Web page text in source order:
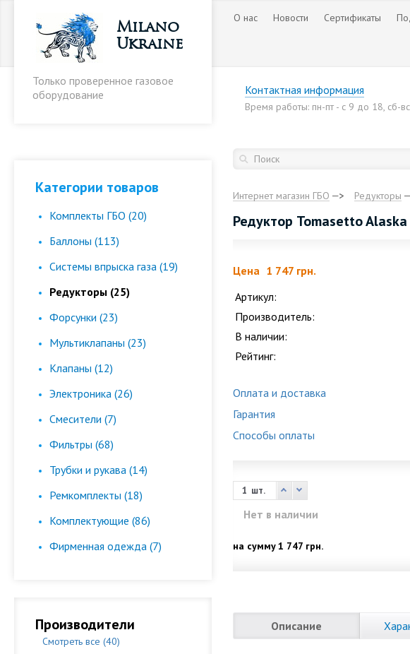
Milano
Ukraine
Только проверенное газовое
оборудование
О нас Новости Сертификаты
Контактная информация
Время работы: пн-пт - с 9 до 18, сб-
Категории товаров
Комплекты ГБО (20)
Баллоны (113)
Cистемы впрыска газа (19)
Редукторы (25)
Форсунки (23)
Мультиклапаны (23)
Клапаны (12)
Электроника (26)
Смесители (7)
Фильтры (68)
Трубки и рукава (14)
Ремкомплекты (18)
Комплектующие (86)
Фирменная одежда (7)
Производители
Смотреть все (40)
Интернет магазин ГБО Редукторы
Редуктор Tomasetto Alaska
Цена 1 747 грн.
Артикул:
Производитель:
В наличии:
Рейтинг:
Оплата и доставка
Гарантия
Способы оплаты
шт.
Нет в наличии
на сумму1 747 грн.
Описание